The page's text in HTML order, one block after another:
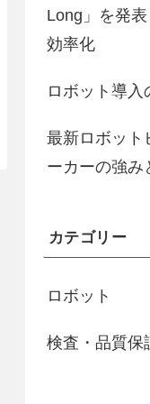
Long」を発
効率化
ロボット導
最新ロボット
ーカーの強み
カテゴリー
ロボット
検査・品質保